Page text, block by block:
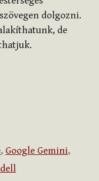
dolgozni.
de
, Google Gemini,